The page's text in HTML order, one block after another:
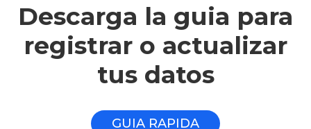
Descarga la guia para
registrar o actualizar
tus datos
GUIA RAPIDA